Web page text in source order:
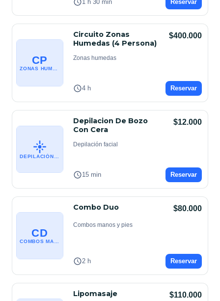
1 h 30 min Reservar
CP
Circuito Zonas
Humedas (4 Persona)
$400.000
Zonas humedas
4 h Reservar
Depilacion De Bozo
Con Cera
$12.000
Depilación facial
15 min Reservar
CD
Combo Duo $80.000
Combos manos y pies
2 h Reservar
Lipomasaje $110.000